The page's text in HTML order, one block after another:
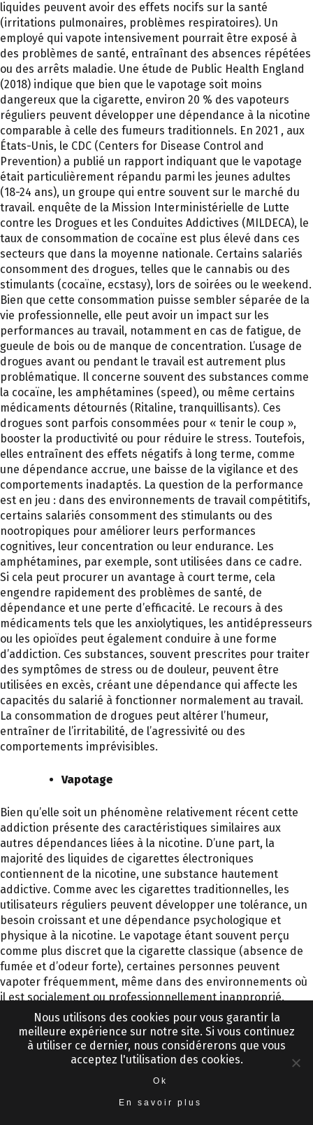
liquides peuvent avoir des effets nocifs sur la santé
(irritations pulmonaires, problèmes respiratoires). Un
employé qui vapote intensivement pourrait être exposé à
des problèmes de santé, entraînant des absences répétées
ou des arrêts maladie. Une étude de Public Health England
(2018) indique que bien que le vapotage soit moins
dangereux que la cigarette, environ 20 % des vapoteurs
réguliers peuvent développer une dépendance à la nicotine
comparable à celle des fumeurs traditionnels. En 2021 , aux
États-Unis, le CDC (Centers for Disease Control and
Prevention) a publié un rapport indiquant que le vapotage
était particulièrement répandu parmi les jeunes adultes
(18-24 ans), un groupe qui entre souvent sur le marché du
travail. enquête de la Mission Interministérielle de Lutte
contre les Drogues et les Conduites Addictives (MILDECA), le
taux de consommation de cocaïne est plus élevé dans ces
secteurs que dans la moyenne nationale. Certains salariés
consomment des drogues, telles que le cannabis ou des
stimulants (cocaïne, ecstasy), lors de soirées ou le weekend.
Bien que cette consommation puisse sembler séparée de la
vie professionnelle, elle peut avoir un impact sur les
performances au travail, notamment en cas de fatigue, de
gueule de bois ou de manque de concentration. L’usage de
drogues avant ou pendant le travail est autrement plus
problématique. Il concerne souvent des substances comme
la cocaïne, les amphétamines (speed), ou même certains
médicaments détournés (Ritaline, tranquillisants). Ces
drogues sont parfois consommées pour « tenir le coup »,
booster la productivité ou pour réduire le stress. Toutefois,
elles entraînent des effets négatifs à long terme, comme
une dépendance accrue, une baisse de la vigilance et des
comportements inadaptés. La question de la performance
est en jeu : dans des environnements de travail compétitifs,
certains salariés consomment des stimulants ou des
nootropiques pour améliorer leurs performances
cognitives, leur concentration ou leur endurance. Les
amphétamines, par exemple, sont utilisées dans ce cadre.
Si cela peut procurer un avantage à court terme, cela
engendre rapidement des problèmes de santé, de
dépendance et une perte d’efficacité. Le recours à des
médicaments tels que les anxiolytiques, les antidépresseurs
ou les opioïdes peut également conduire à une forme
d’addiction. Ces substances, souvent prescrites pour traiter
des symptômes de stress ou de douleur, peuvent être
utilisées en excès, créant une dépendance qui affecte les
capacités du salarié à fonctionner normalement au travail.
La consommation de drogues peut altérer l’humeur,
entraîner de l’irritabilité, de l’agressivité ou des
comportements imprévisibles.
Vapotage
Bien qu’elle soit un phénomène relativement récent cette
addiction présente des caractéristiques similaires aux
autres dépendances liées à la nicotine. D’une part, la
majorité des liquides de cigarettes électroniques
contiennent de la nicotine, une substance hautement
addictive. Comme avec les cigarettes traditionnelles, les
utilisateurs réguliers peuvent développer une tolérance, un
besoin croissant et une dépendance psychologique et
physique à la nicotine. Le vapotage étant souvent perçu
comme plus discret que la cigarette classique (absence de
fumée et d’odeur forte), certaines personnes peuvent
vapoter fréquemment, même dans des environnements où
il est socialement ou professionnellement inapproprié.
Enfin, comme pour toute addiction à la nicotine, l’arrêt du
vapotage peut entraîner des symptômes de sevrage tels
que l’irritabilité, la difficulté à se concentrer, l’anxiété, et une
envie impérieuse de vapoter. Impact spécifique : de
nombreuses entreprises ont des politiques strictes
notamment à l’intérieur des locaux. Aussi, bien que le
Nous utilisons des cookies pour vous garantir la
meilleure expérience sur notre site. Si vous continuez
à utiliser ce dernier, nous considérerons que vous
acceptez l'utilisation des cookies.
Ok
En savoir plus